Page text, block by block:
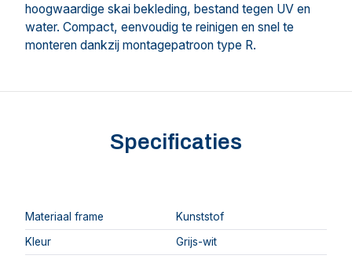
hoogwaardige skai bekleding, bestand tegen UV en
water. Compact, eenvoudig te reinigen en snel te
monteren dankzij montagepatroon type R.
Specificaties
Materiaal frame
Kunststof
Kleur
Grijs-wit